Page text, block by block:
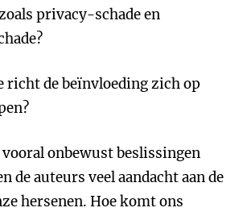
privacy-schade en
richt de beïnvloeding zich op
onbewust beslissingen
de auteurs veel aandacht aan de
hersenen. Hoe komt ons